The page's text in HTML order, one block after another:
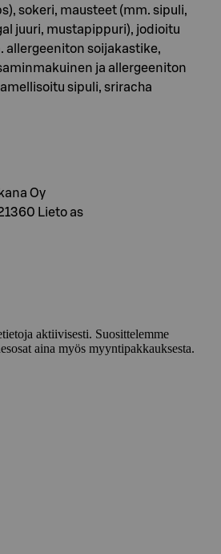
sokeri, mausteet (mm. sipuli,
juuri, mustapippuri), jodioitu
allergeeniton soijakastike,
ja allergeeniton
sipuli, sriracha
Oy
Lieto as
aktiivisesti. Suosittelemme
aina myös myyntipakkauksesta.